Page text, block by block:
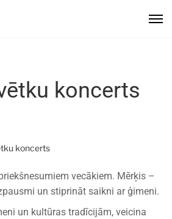
koncerts
koncerts
vecākiem. Mērķis –
un stiprināt saikni ar ģimeni.
un kultūras tradīcijām, veicina